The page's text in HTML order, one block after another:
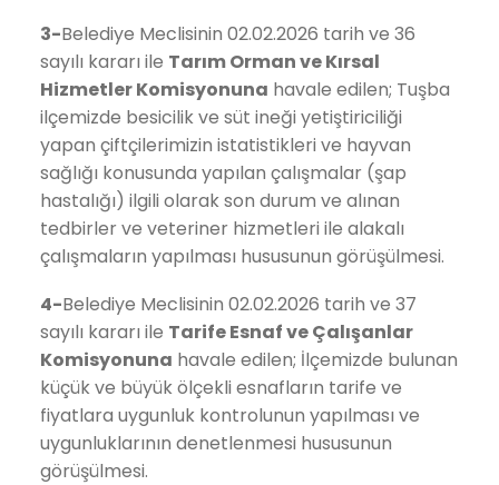
3-Belediye Meclisinin 02.02.2026 tarih ve 36
sayılı kararı ile Tarım Orman ve Kırsal
HizmetlerKomisyonuna havale edilen; Tuşba
ilçemizde besicilik ve süt ineği yetiştiriciliği
yapan çiftçilerimizin istatistikleri ve hayvan
sağlığı konusunda yapılan çalışmalar (şap
hastalığı) ilgili olarak son durum ve alınan
tedbirler ve veteriner hizmetleri ile alakalı
çalışmaların yapılması hususunun görüşülmesi.
4-Belediye Meclisinin 02.02.2026 tarih ve 37
sayılı kararı ile Tarife Esnaf ve Çalışanlar
Komisyonuna havale edilen; İlçemizde bulunan
küçük ve büyük ölçekli esnafların tarife ve
fiyatlara uygunluk kontrolunun yapılması ve
uygunluklarının denetlenmesi hususunun
görüşülmesi.